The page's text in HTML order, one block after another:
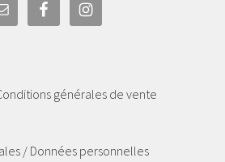
générales de vente
/ Données personnelles